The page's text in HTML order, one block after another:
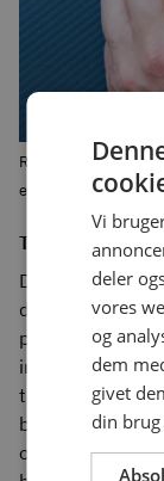
Refabrikation af en
en ekspertise, som
Tidlig
Dette
placerer også
innovation i
tidligt trenden
bilsystemer og
og processer
Vi
deler
vores
og
dem
givet
din brug